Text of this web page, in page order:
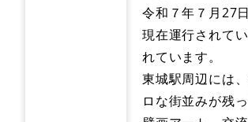
令和７年７月27
現在運行されて
れています。
東城駅周辺には
ロな街並みが残